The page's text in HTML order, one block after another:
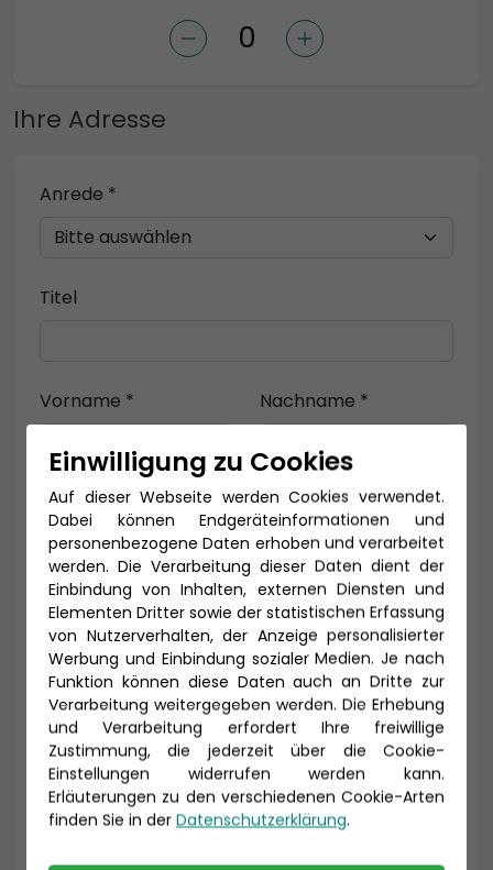
Ihre Adresse
Anrede *
Titel
Vorname * Nachname *
E-Mail *
Telefon *
Geburtsdatum
Einwilligung zu Cookies
Auf dieser Webseite werden Cookies verwendet.
Dabei können Endgeräteinformationen und
personenbezogene Daten erhoben und verarbeitet
werden. Die Verarbeitung dieser Daten dient der
Einbindung von Inhalten, externen Diensten und
Elementen Dritter sowie der statistischen Erfassung
von Nutzerverhalten, der Anzeige personalisierter
Werbung und Einbindung sozialer Medien. Je nach
Funktion können diese Daten auch an Dritte zur
Verarbeitung weitergegeben werden. Die Erhebung
und Verarbeitung erfordert Ihre freiwillige
Zustimmung, die jederzeit über die Cookie-
Einstellungen widerrufen werden kann.
Erläuterungen zu den verschiedenen Cookie-Arten
finden Sie in der Datenschutzerklärung.